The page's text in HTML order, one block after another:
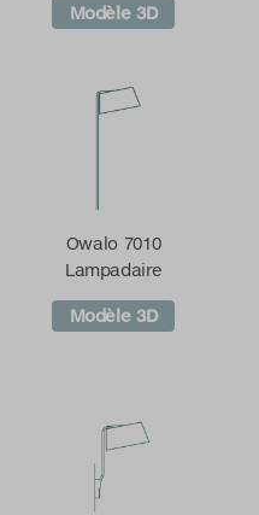
Modèle 3D
Owalo 7010
Lampadaire
Modèle 3D